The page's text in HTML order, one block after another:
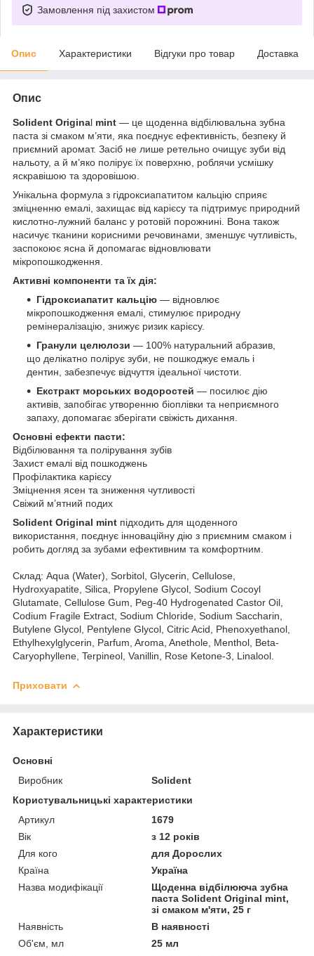
Замовлення під захистом
Опис Характеристики Відгуки про товар Доставка
Опис
Solident Original mint — це щоденна відбілювальна зубна
паста зі смаком м’яти, яка поєднує ефективність, безпеку й
приємний аромат. Засіб не лише ретельно очищує зуби від
нальоту, а й м’яко полірує їх поверхню, роблячи усмішку
яскравішою та здоровішою.
Унікальна формула з гідроксиапатитом кальцію сприяє
зміцненню емалі, захищає від карієсу та підтримує природний
кислотно-лужний баланс у ротовій порожнині. Вона також
насичує тканини корисними речовинами, зменшує чутливість,
заспокоює ясна й допомагає відновлювати
мікропошкодження.
Активні компоненти та їх дія:
Гідроксиапатит кальцію — відновлює
мікропошкодження емалі, стимулює природну
ремінералізацію, знижує ризик карієсу.
Гранули целюлози — 100% натуральний абразив,
що делікатно полірує зуби, не пошкоджує емаль і
дентин, забезпечує відчуття ідеальної чистоти.
Екстракт морських водоростей — посилює дію
активів, запобігає утворенню біоплівки та неприємного
запаху, допомагає зберігати свіжість дихання.
Основні ефекти пасти:
Відбілювання та полірування зубів
Захист емалі від пошкоджень
Профілактика карієсу
Зміцнення ясен та зниження чутливості
Свіжий м’ятний подих
Solident Original mint підходить для щоденного
використання, поєднує інноваційну дію з приємним смаком і
робить догляд за зубами ефективним та комфортним.
Склад: Aqua (Water), Sorbitol, Glycerin, Cellulose,
Hydroxyapatite, Silica, Propylene Glycol, Sodium Cocoyl
Glutamate, Cellulose Gum, Peg-40 Hydrogenated Castor Oil,
Codium Fragile Extract, Sodium Chloride, Sodium Saccharin,
Butylene Glycol, Pentylene Glycol, Citric Acid, Phenoxyethanol,
Ethylhexylglycerin, Parfum, Aroma, Anethole, Menthol, Beta-
Caryophyllene, Terpineol, Vanillin, Rose Ketone-3, Linalool.
Приховати
Характеристики
Основні
Виробник
Solident
Користувальницькі характеристики
Артикул
1679
Вік
з 12 років
Для кого
для Дорослих
Країна
Україна
Назва модифікації
Щоденна відбілююча зубна
паста Solident Original mint,
зі смаком м'яти, 25 г
Наявність
В наявності
Об'єм, мл
25 мл